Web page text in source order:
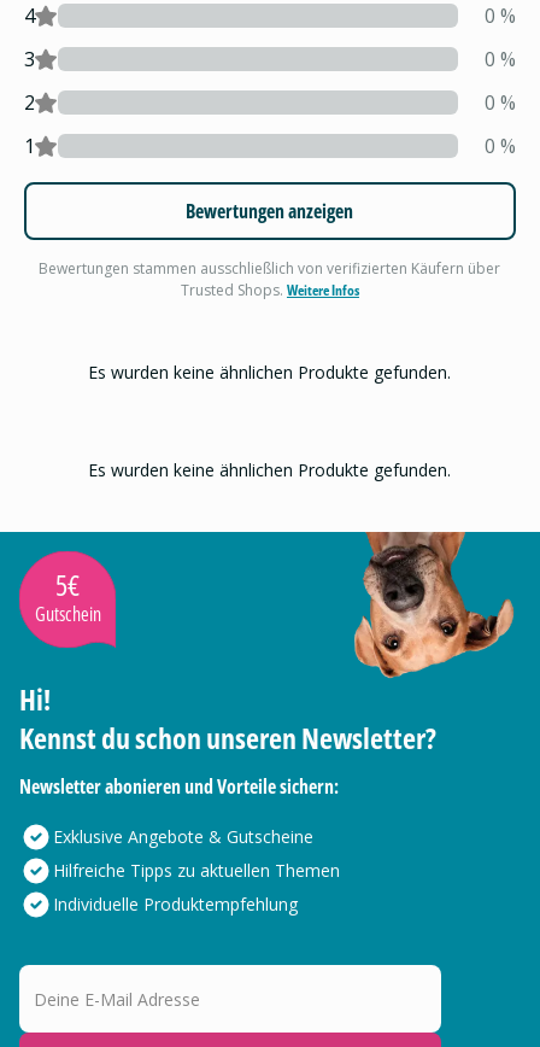
4 0 %
3
0 %
2
0 %
1
0 %
Bewertungen anzeigen
Bewertungen stammen ausschließlich von verifizierten Käufern über
Trusted Shops. Weitere Infos
Es wurden keine ähnlichen Produkte gefunden.
Es wurden keine ähnlichen Produkte gefunden.
5€
Gutschein
Hi!
Kennst du schon unseren Newsletter?
Newsletter abonieren und Vorteile sichern:
Exklusive Angebote & Gutscheine
Hilfreiche Tipps zu aktuellen Themen
Individuelle Produktempfehlung
Deine E-Mail Adresse